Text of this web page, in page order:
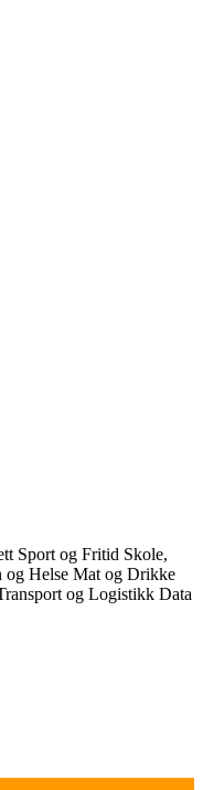
Sport og Fritid Skole,
og Helse Mat og Drikke
og Logistikk Data